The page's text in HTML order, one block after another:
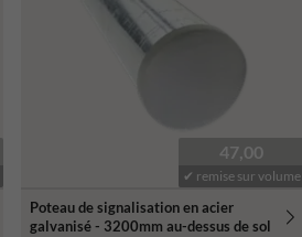
47,00
✔ remise sur volume
Poteau de signalisation en acier
galvanisé - 3200mm au-dessus de sol